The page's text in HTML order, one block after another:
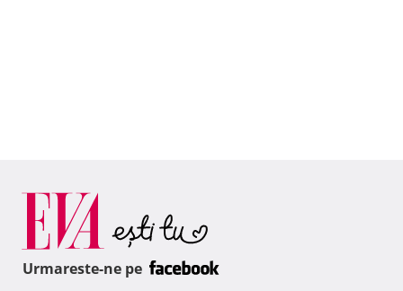
Urmareste-ne pe